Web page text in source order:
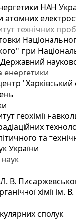
НАН
атомних
технічних
при
енергетики
"Харківський
геохімії
та
України
наук
Л. В.
хімії ім.
сполук